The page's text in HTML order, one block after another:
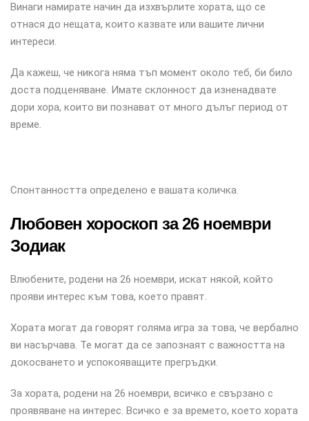
Винаги намирате начин да изхвърлите хората, що се
отнася до нещата, които казвате или вашите лични
интереси.
Да кажеш, че никога няма тъп момент около теб, би било
доста подценяване. Имате склонност да изненадвате
дори хора, които ви познават от много дълъг период от
време.
Спонтанността определено е вашата количка.
Любовен хороскоп за 26 ноември
Зодиак
Влюбените, родени на 26 ноември, искат някой, който
прояви интерес към това, което правят.
Хората могат да говорят голяма игра за това, че вербално
ви насърчава. Те могат да се запознаят с важността на
докосването и успокояващите прегръдки.
За хората, родени на 26 ноември, всичко е свързано с
проявяване на интерес. Всичко е за времето, което хората